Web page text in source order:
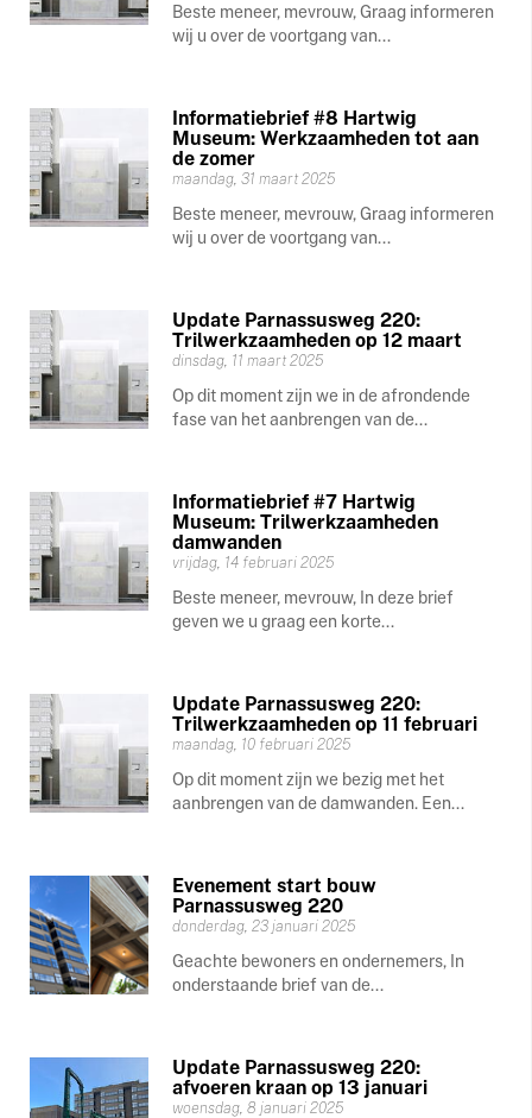
Beste meneer, mevrouw, Graag informeren
wij u over de voortgang van...
Informatiebrief #8 Hartwig
Museum: Werkzaamheden tot aan
de zomer
maandag, 31 maart 2025
Beste meneer, mevrouw, Graag informeren
wij u over de voortgang van...
Update Parnassusweg 220:
Trilwerkzaamheden op 12 maart
dinsdag, 11 maart 2025
Op dit moment zijn we in de afrondende
fase van het aanbrengen van de...
Informatiebrief #7 Hartwig
Museum: Trilwerkzaamheden
damwanden
vrijdag, 14 februari 2025
Beste meneer, mevrouw, In deze brief
geven we u graag een korte...
Update Parnassusweg 220:
Trilwerkzaamheden op 11 februari
maandag, 10 februari 2025
Op dit moment zijn we bezig met het
aanbrengen van de damwanden. Een...
Evenement start bouw
Parnassusweg 220
donderdag, 23 januari 2025
Geachte bewoners en ondernemers, In
onderstaande brief van de...
Update Parnassusweg 220:
afvoeren kraan op 13 januari
woensdag, 8 januari 2025